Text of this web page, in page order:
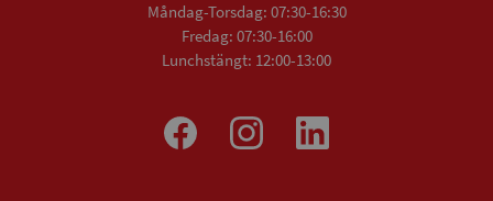
Måndag-Torsdag: 07:30-16:30
Fredag: 07:30-16:00
Lunchstängt: 12:00-13:00